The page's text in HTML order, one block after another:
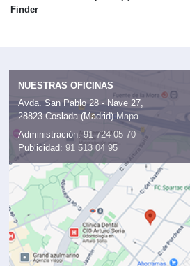
Vehículos Porsche (PVTS) y Car
NUESTRAS OFICINAS
Avda. San Pablo 28 - Nave 27,
28823 Coslada (Madrid)
Mapa
Administración:91 724 05 70
Publicidad: